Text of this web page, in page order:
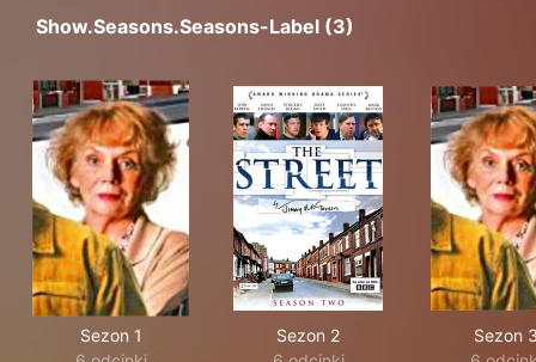
Show.seasons.seasons-Label (3)
Sezon 1
Sezon 2
Sezon